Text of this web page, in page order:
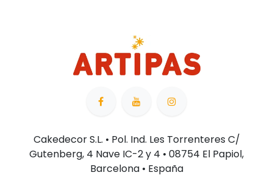
Cakedecor S.L. • Pol. Ind. Les Torrenteres C/
Gutenberg, 4 Nave IC-2 y 4 • 08754 El Papiol,
Barcelona • España